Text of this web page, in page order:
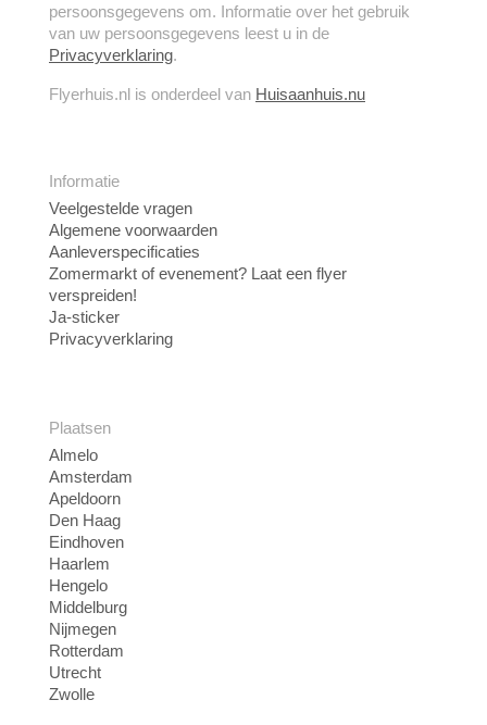
persoonsgegevens om. Informatie over het gebruik
van uw persoonsgegevens leest u in de
Privacyverklaring.
Flyerhuis.nl is onderdeel van Huisaanhuis.nu
Informatie
Veelgestelde vragen
Algemene voorwaarden
Aanleverspecificaties
Zomermarkt of evenement? Laat een flyer
verspreiden!
Ja-sticker
Privacyverklaring
Plaatsen
Almelo
Amsterdam
Apeldoorn
Den Haag
Eindhoven
Haarlem
Hengelo
Middelburg
Nijmegen
Rotterdam
Utrecht
Zwolle